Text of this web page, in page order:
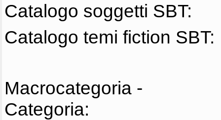
Catalogo soggetti SBT:
Catalogo temi fiction SBT:
Macrocategoria -
Categoria: